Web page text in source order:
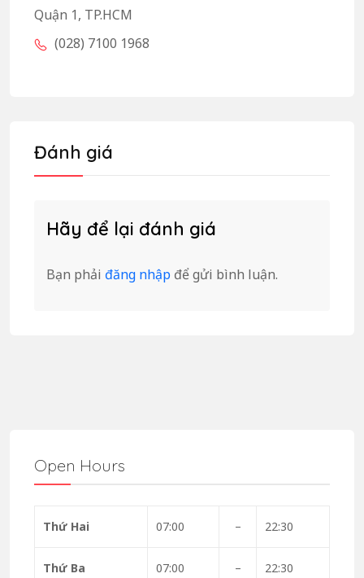
Quận 1, TP.HCM
(028) 7100 1968
Đánh giá
Hãy để lại đánh giá
Bạn phải đăng nhập để gửi bình luận.
Open Hours
Thứ Hai 07:00 – 22:30
Thứ Ba 07:00 – 22:30